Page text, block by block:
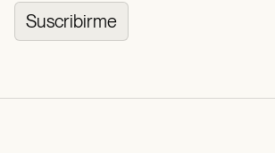
Suscribirme